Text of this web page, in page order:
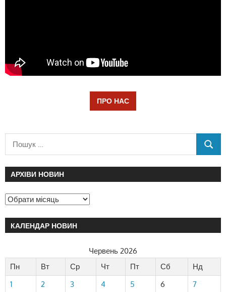
ПРО НАС
АРХІВИ НОВИН
КАЛЕНДАР НОВИН
Червень 2026
Пн
Вт Ср Чт Пт Сб
Нд
1
2 3 4 5 6
7